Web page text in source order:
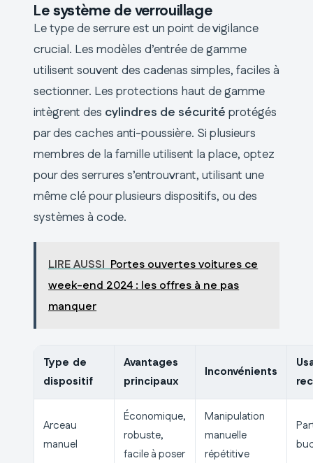
Le système de verrouillage
Le type de serrure est un point de vigilance
crucial. Les modèles d’entrée de gamme
utilisent souvent des cadenas simples, faciles à
sectionner. Les protections haut de gamme
intègrent des cylindres de sécurité protégés
par des caches anti-poussière. Si plusieurs
membres de la famille utilisent la place, optez
pour des serrures s’entrouvrant, utilisant une
même clé pour plusieurs dispositifs, ou des
systèmes à code.
LIRE AUSSI Portes ouvertes voitures ce
week-end 2024 : les offres à ne pas
manquer
Type de
dispositif
Avantages
principaux
Inconvénients
Arceau
manuel
Économique,
robuste,
facile à poser
Manipulation
manuelle
répétitive